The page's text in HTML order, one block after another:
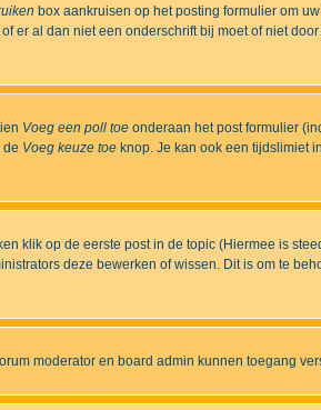
box aankruisen op het posting formulier om
er al dan niet een onderschrift bij moet of niet
Voeg een poll toe onderaan het post formulier
de Voeg keuze toe knop. Je kan ook een tijdslimiet
klik op de eerste post in de topic (Hiermee is
deze bewerken of wissen. Dit is om te
moderator en board admin kunnen toegang